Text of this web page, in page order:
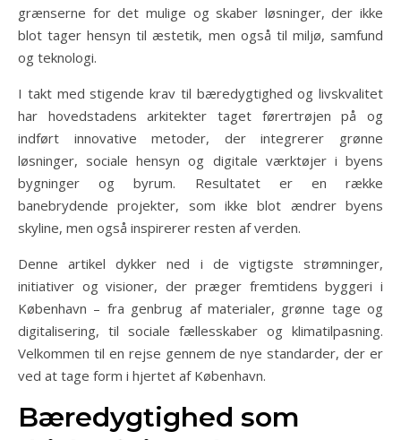
grænserne for det mulige og skaber løsninger, der ikke
blot tager hensyn til æstetik, men også til miljø, samfund
og teknologi.
I takt med stigende krav til bæredygtighed og livskvalitet
har hovedstadens arkitekter taget førertrøjen på og
indført innovative metoder, der integrerer grønne
løsninger, sociale hensyn og digitale værktøjer i byens
bygninger og byrum. Resultatet er en række
banebrydende projekter, som ikke blot ændrer byens
skyline, men også inspirerer resten af verden.
Denne artikel dykker ned i de vigtigste strømninger,
initiativer og visioner, der præger fremtidens byggeri i
København – fra genbrug af materialer, grønne tage og
digitalisering, til sociale fællesskaber og klimatilpasning.
Velkommen til en rejse gennem de nye standarder, der er
ved at tage form i hjertet af København.
Bæredygtighed som